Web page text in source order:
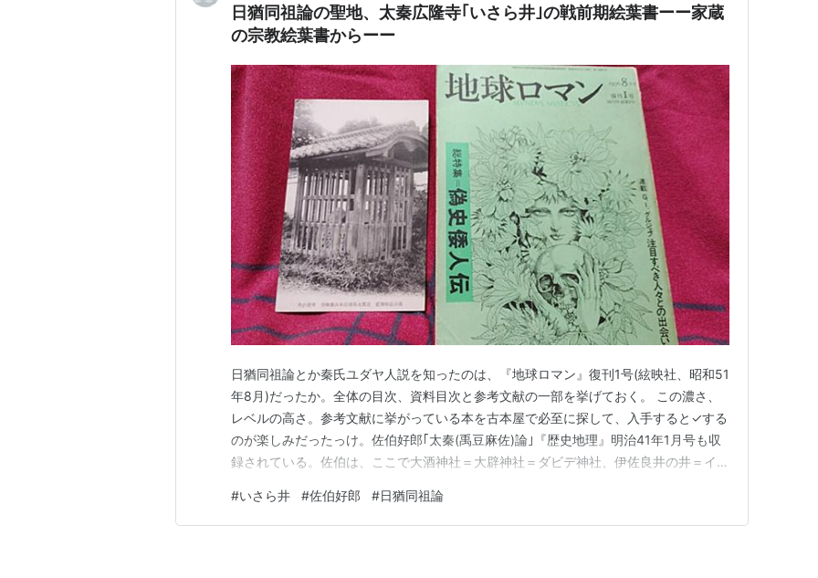
日猶同祖論の聖地、太秦広隆寺｢いさら井｣の戦前期絵葉書ーー家蔵
の宗教絵葉書からーー
日猶同祖論とか秦氏ユダヤ人説を知ったのは、『地球ロマン』復刊1号(絃映社、昭和51
年8月)だったか。全体の目次、資料目次と参考文献の一部を挙げておく。 この濃さ、
レベルの高さ。参考文献に挙がっている本を古本屋で必至に探して、入手すると✓する
のが楽しみだったっけ。佐伯好郎｢太秦(禹豆麻佐)論｣『歴史地理』明治41年1月号も収
録されている。佐伯は、ここで大酒神社＝大辟神社＝ダビデ神社、伊佐良井の井＝イス
社、広隆寺や蚕ノ社に連れて行ってもらったものだ。 今や日猶同祖論の聖地となって
いる伊佐良井(いさら井)。ググると近年のカ…
#いさら井 #佐伯好郎 #日猶同祖論